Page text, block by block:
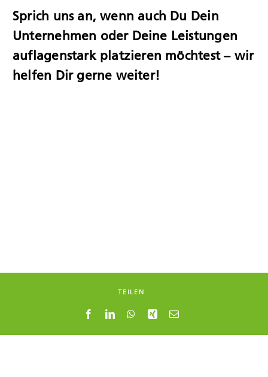
TEILEN
Sprich uns an, wenn auch Du Dein
Unternehmen oder Deine Leistungen
auflagenstark platzieren möchtest – wir
helfen Dir gerne weiter!